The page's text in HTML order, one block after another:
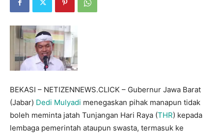
BEKASI – NETIZENNEWS.CLICK – Gubernur Jawa Barat
(Jabar) Dedi Mulyadi menegaskan pihak manapun tidak
boleh meminta jatah Tunjangan Hari Raya (THR) kepada
lembaga pemerintah ataupun swasta, termasuk ke